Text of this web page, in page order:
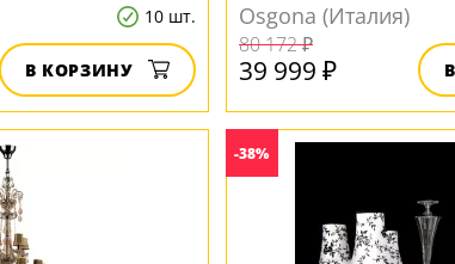
10 шт.
В КОРЗИНУ
Osgona (Италия)
80 172 ₽
39 999 ₽
-38%